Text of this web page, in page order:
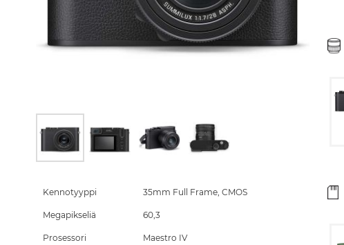
the
images
Kennotyyppi 35mm Full Frame, CMOS
Megapikseliä 60,3
Prosessori Maestro IV